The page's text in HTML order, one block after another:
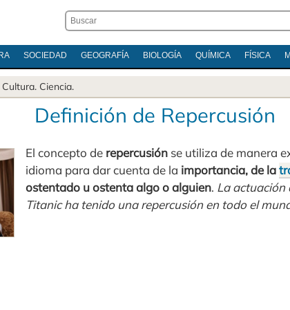
SOCIEDAD GEOGRAFÍA BIOLOGÍA QUÍMICA FÍSICA
Cultura. Ciencia.
Definición de Repercusión
El concepto de repercusión se utiliza de manera
idioma para dar cuenta de la importancia, de la
ostentado u ostenta algo o alguien. La actuación
Titanic ha tenido una repercusión en todo el